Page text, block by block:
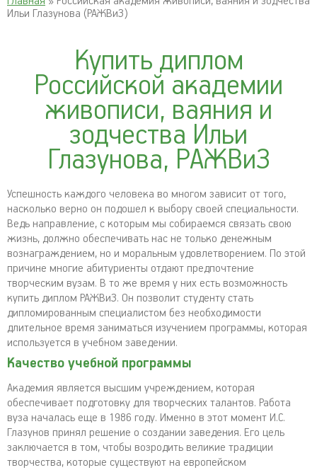
Ильи Глазунова (РАЖВиЗ)
Купить диплом
Российской академии
живописи, ваяния и
зодчества Ильи
Глазунова, РАЖВиЗ
Успешность каждого человека во многом зависит от того,
насколько верно он подошел к выбору своей специальности.
Ведь направление, с которым мы собираемся связать свою
жизнь, должно обеспечивать нас не только денежным
вознаграждением, но и моральным удовлетворением. По этой
причине многие абитуриенты отдают предпочтение
творческим вузам. В то же время у них есть возможность
купить диплом РАЖВиЗ. Он позволит студенту стать
дипломированным специалистом без необходимости
длительное время заниматься изучением программы, которая
используется в учебном заведении.
Качество учебной программы
Академия является высшим учреждением, которая
обеспечивает подготовку для творческих талантов. Работа
вуза началась еще в 1986 году. Именно в этот момент И.С.
Глазунов принял решение о создании заведения. Его цель
заключается в том, чтобы возродить великие традиции
творчества, которые существуют на европейском